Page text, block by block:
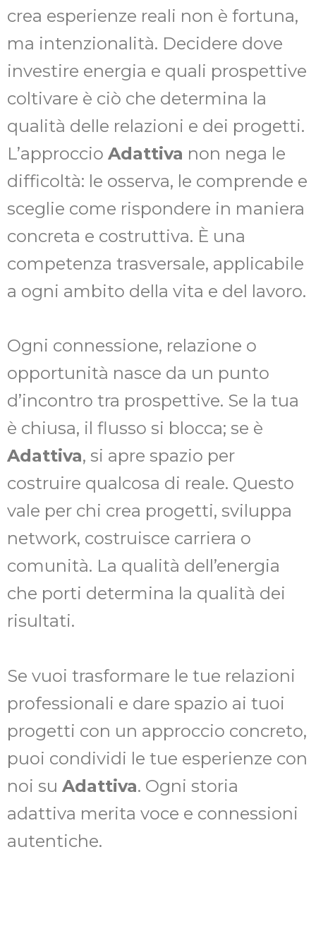
crea esperienze reali non è fortuna,
ma intenzionalità. Decidere dove
investire energia e quali prospettive
coltivare è ciò che determina la
qualità delle relazioni e dei progetti.
L’approccio Adattiva non nega le
difficoltà: le osserva, le comprende e
sceglie come rispondere in maniera
concreta e costruttiva. È una
competenza trasversale, applicabile
a ogni ambito della vita e del lavoro.
Ogni connessione, relazione o
opportunità nasce da un punto
d’incontro tra prospettive. Se la tua
è chiusa, il flusso si blocca; se è
Adattiva, si apre spazio per
costruire qualcosa di reale. Questo
vale per chi crea progetti, sviluppa
network, costruisce carriera o
comunità. La qualità dell’energia
che porti determina la qualità dei
risultati.
Se vuoi trasformare le tue relazioni
professionali e dare spazio ai tuoi
progetti con un approccio concreto,
puoi condividi le tue esperienze con
noi su Adattiva. Ogni storia
adattiva merita voce e connessioni
autentiche.